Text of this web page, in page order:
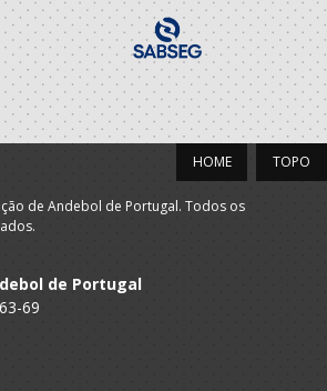
TOPO
HOME
de Andebol de Portugal. Todos os
de Portugal
69